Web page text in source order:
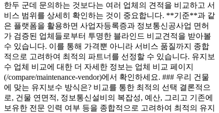
한두 군데 문의하는 것보다는 여러 업체의 견적을 비교하고 서
비스 범위를 상세히 확인하는 것이 중요합니다. **기준**과 같
은 플랫폼을 활용하면 사업자등록증과 정보통신공사업 면허
가 검증된 업체들로부터 투명한 블라인드 비교견적을 받아볼
수 있습니다. 이를 통해 가격뿐 아니라 서비스 품질까지 종합
적으로 고려하여 최적의 파트너를 선정할 수 있습니다. 유지보
수 업체 비교에 대한 더 자세한 정보는 업체 비교 페이지
(/compare/maintenance-vendor)에서 확인하세요. ### 우리 건물
에 맞는 유지보수 방식은? 비교를 통한 최적의 선택 결론적으
로, 건물 연면적, 정보통신설비의 복잡성, 예산, 그리고 기존에
보유한 전문 인력 여부 등을 종합적으로 고려하여 최적의 유지